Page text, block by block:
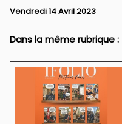
Vendredi 14 Avril 2023
Dans la même rubrique :